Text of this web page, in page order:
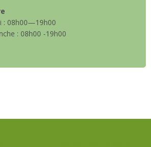
: 08h00—19h00
: 08h00 -19h00